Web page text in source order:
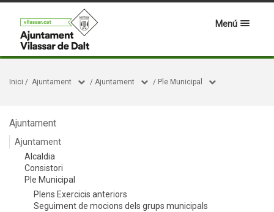
Menú
Inici / Ajuntament / Ajuntament / Ple Municipal
Ajuntament
Ajuntament
Alcaldia
Consistori
Ple Municipal
Plens Exercicis anteriors
Seguiment de mocions dels grups municipals